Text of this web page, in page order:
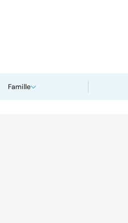
Famille